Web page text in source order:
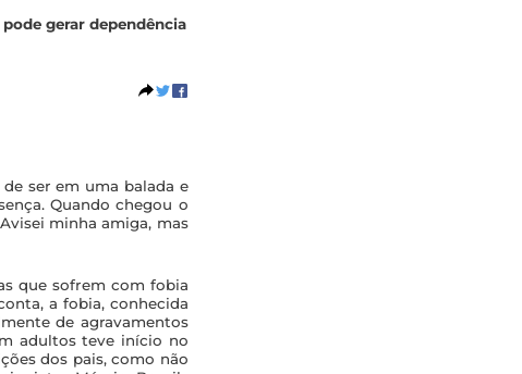
gerar dependência
ser em uma balada e
Quando chegou o
minha amiga, mas
que sofrem com fobia
a fobia, conhecida
de agravamentos
adultos teve início no
dos pais, como não